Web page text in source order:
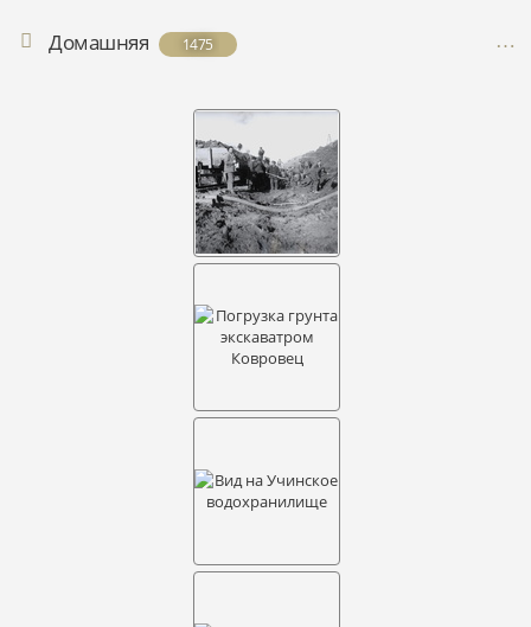
Домашняя 1475